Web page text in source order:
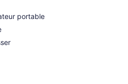
portable